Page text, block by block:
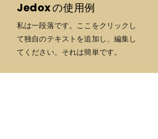
Jedox の使用例
私は一段落です。ここをクリックし
て独自のテキストを追加し、編集し
てください。それは簡単です。